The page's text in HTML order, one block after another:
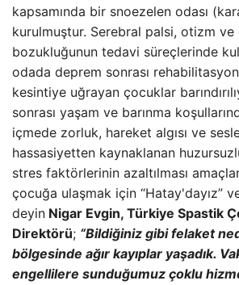
kapsamında bir snoezelen odası
kurulmuştur. Serebral palsi, otizm
bozukluğunun tedavi süreçlerinde
odada deprem sonrası
kesintiye uğrayan çocuklar
sonrası yaşam ve barınma
içmede zorluk, hareket algısı ve
hassasiyetten kaynaklanan
stres faktörlerinin azaltılması
çocuğa ulaşmak için “Hatay'dayız”
deyin Nigar Evgin, Türkiye Spastik
Direktörü; “Bildiğiniz gibi felaket
bölgesinde ağır kayıplar yaşadık.
engellilere sunduğumuz çoklu